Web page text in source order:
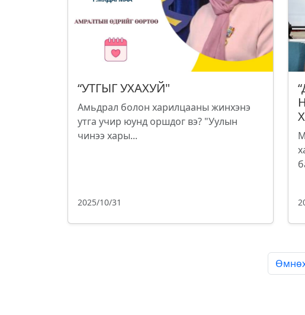
“УТГЫГ УХАХУЙ"
Амьдрал болон харилцааны жинхэнэ
утга учир юунд оршдог вэ? "Уулын
чинээ хары...
2025/10/31